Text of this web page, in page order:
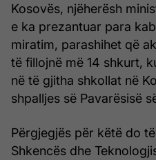
Kosovës, njëherësh
e ka prezantuar para
miratim, parashihet që
të fillojnë më 14 shkurt,
në të gjitha shkollat në
shpalljes së Pavarësisë
Përgjegjës për këtë do
Shkencës dhe